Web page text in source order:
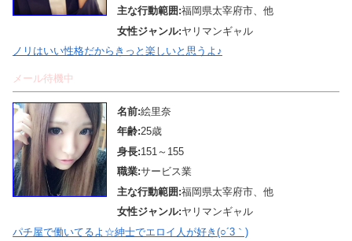
主な行動範囲:福岡県太宰府市、他
女性ジャンル:ヤリマンギャル
ノリはいい性格だからきっと楽しいと思うよ♪
メール待機中
名前:絵里奈
年齢:25歳
身長:151～155
職業:サービス業
主な行動範囲:福岡県太宰府市、他
女性ジャンル:ヤリマンギャル
パチ屋で働いてるよ☆紳士でエロイ人が好き(○´3｀)